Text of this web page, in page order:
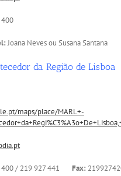
Joana Neves ou Susana Santana
da Região de Lisboa
maps/place/MARL+-
400 / 219 927 441 Fax: